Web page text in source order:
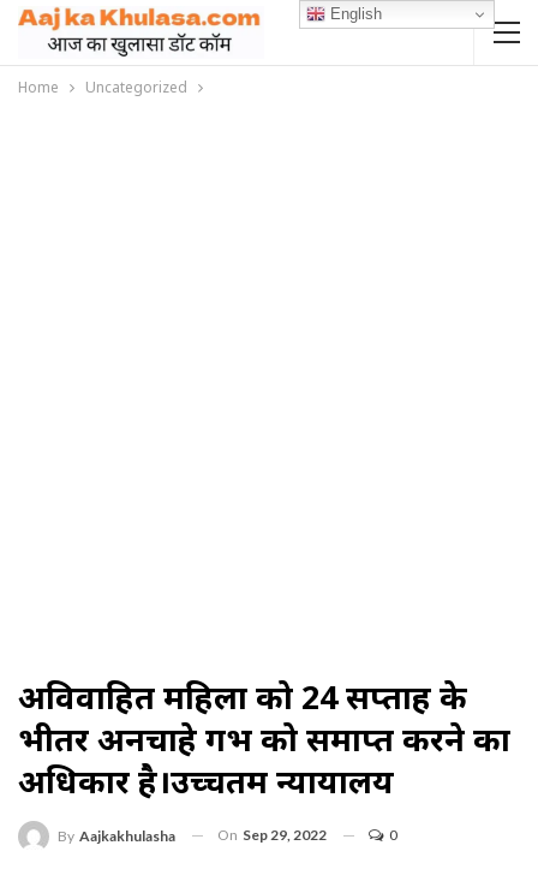
Home Uncategorized
अविवाहित महिला को 24 सप्ताह के
भीतर अनचाहे गर्भ को समाप्त करने का
अधिकार है।उच्चतम न्यायालय
By Aajkakhulasha On Sep 29, 2022 0
English